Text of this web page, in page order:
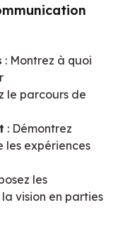
: Montrez à quoi
le parcours de
: Démontrez
les expériences
les
vision en parties